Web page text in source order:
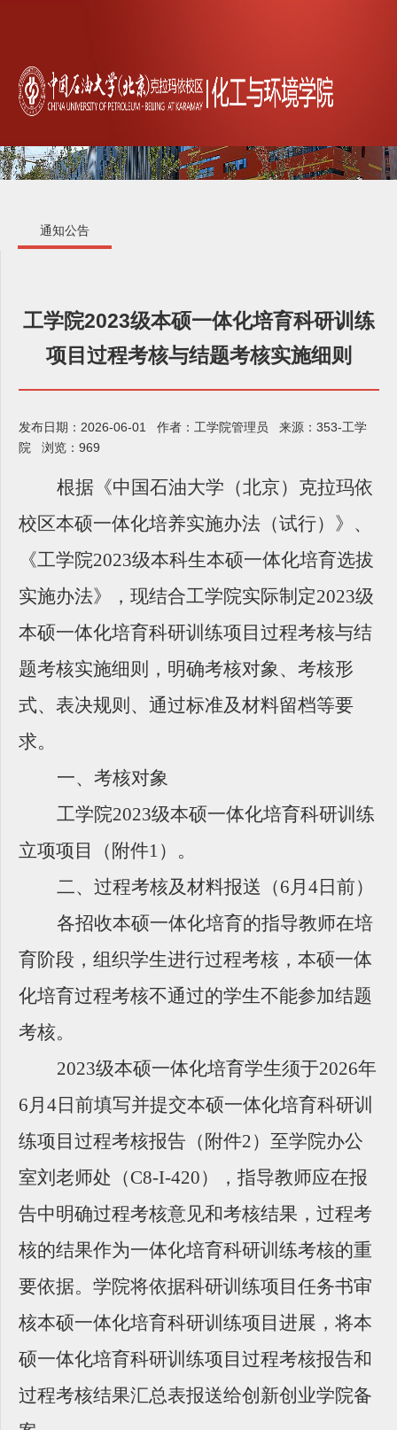
通知公告
工学院2023级本硕一体化培育科研训练
项目过程考核与结题考核实施细则
发布日期：2026-06-01 作者：工学院管理员 来源：353-工学
院 浏览： 969
根据《中国石油大学（北京）克拉玛依
校区本硕一体化培养实施办法（试行）》、
《工学院2023级本科生本硕一体化培育选拔
实施办法》，现结合工学院实际制定2023级
本硕一体化培育科研训练项目过程考核与结
题考核实施细则，明确考核对象、考核形
式、表决规则、通过标准及材料留档等要
求。
一、考核对象
工学院2023级本硕一体化培育科研训练
立项项目（附件1）。
二、过程考核及材料报送（6月4日前）
各招收本硕一体化培育的指导教师在培
育阶段，组织学生进行过程考核，本硕一体
化培育过程考核不通过的学生不能参加结题
考核。
2023级本硕一体化培育学生须于2026年
6月4日前填写并提交本硕一体化培育科研训
练项目过程考核报告（附件2）至学院办公
室刘老师处（C8-I-420），指导教师应在报
告中明确过程考核意见和考核结果，过程考
核的结果作为一体化培育科研训练考核的重
要依据。学院将依据科研训练项目任务书审
核本硕一体化培育科研训练项目进展，将本
硕一体化培育科研训练项目过程考核报告和
过程考核结果汇总表报送给创新创业学院备